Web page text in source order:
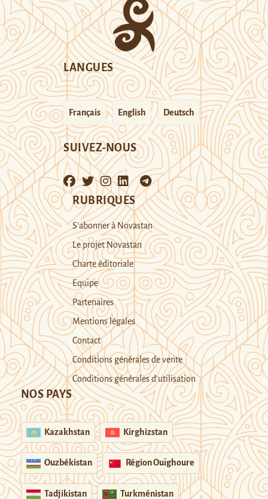
LANGUES
Français English Deutsch
SUIVEZ-NOUS
RUBRIQUES
S’abonner à Novastan
Le projet Novastan
Charte éditoriale
Equipe
Partenaires
Mentions légales
Contact
Conditions générales de vente
Conditions générales d’utilisation
NOS PAYS
Kazakhstan Kirghizstan
Ouzbékistan Région Ouïghoure
Tadjikistan Turkménistan